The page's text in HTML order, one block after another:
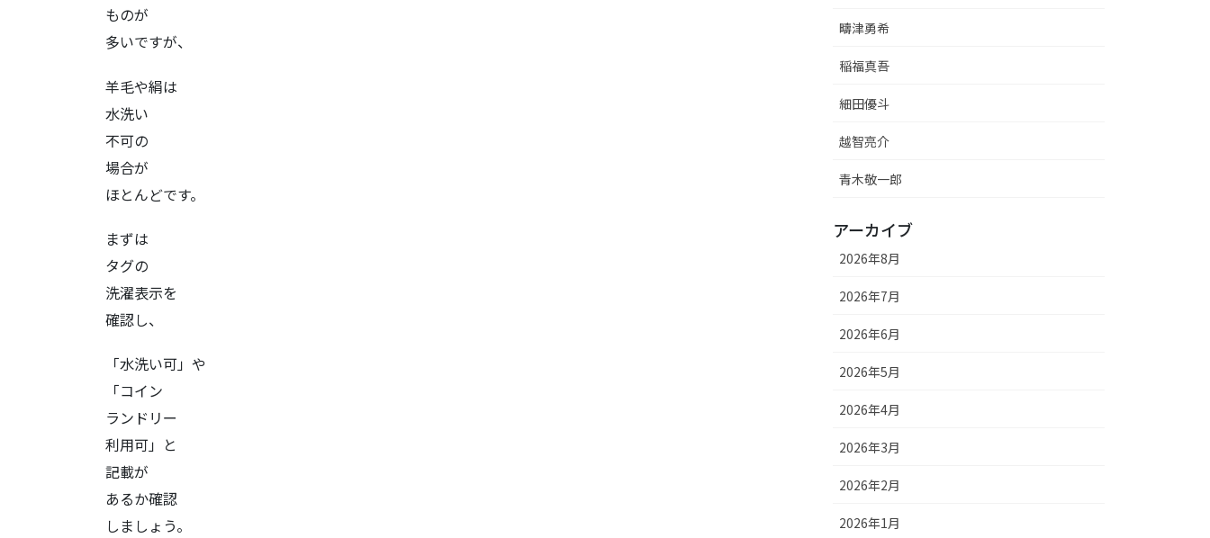
ものが
多いですが、
羊毛や絹は
水洗い
不可の
場合が
ほとんどです。
まずは
タグの
洗濯表示を
確認し、
「水洗い可」や
「コイン
ランドリー
利用可」と
記載が
あるか確認
しましょう。
疇津勇希
稲福真吾
細田優斗
越智亮介
青木敬一郎
アーカイブ
2026年8月
2026年7月
2026年6月
2026年5月
2026年4月
2026年3月
2026年2月
2026年1月